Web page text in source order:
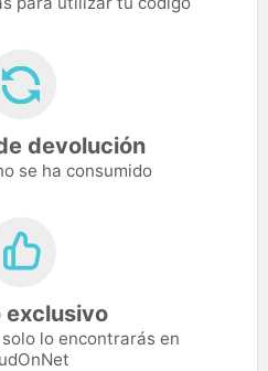
devolución
se ha consumido
exclusivo
lo encontrarás en